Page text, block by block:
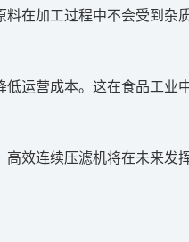
在加工过程中不会受到杂
运营成本。这在食品工业
效连续压滤机将在未来发